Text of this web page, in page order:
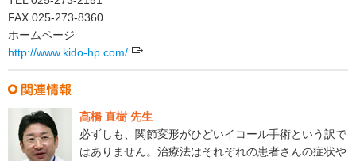
FAX 025-273-8360
ホームページ
http://www.kido-hp.com/
髙橋 直樹 先生
必ずしも、関節変形がひどいイコール手術という訳で
はありません。治療法はそれぞれの患者さんの症状や